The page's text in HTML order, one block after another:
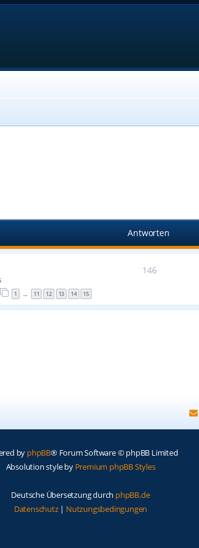
Antworten
1 … 11 12 13 14 15
146
by phpBB® Forum Software © phpBB Limited
Absolution style by Premium phpBB Styles
Deutsche Übersetzung durch phpBB.de
Datenschutz| Nutzungsbedingungen